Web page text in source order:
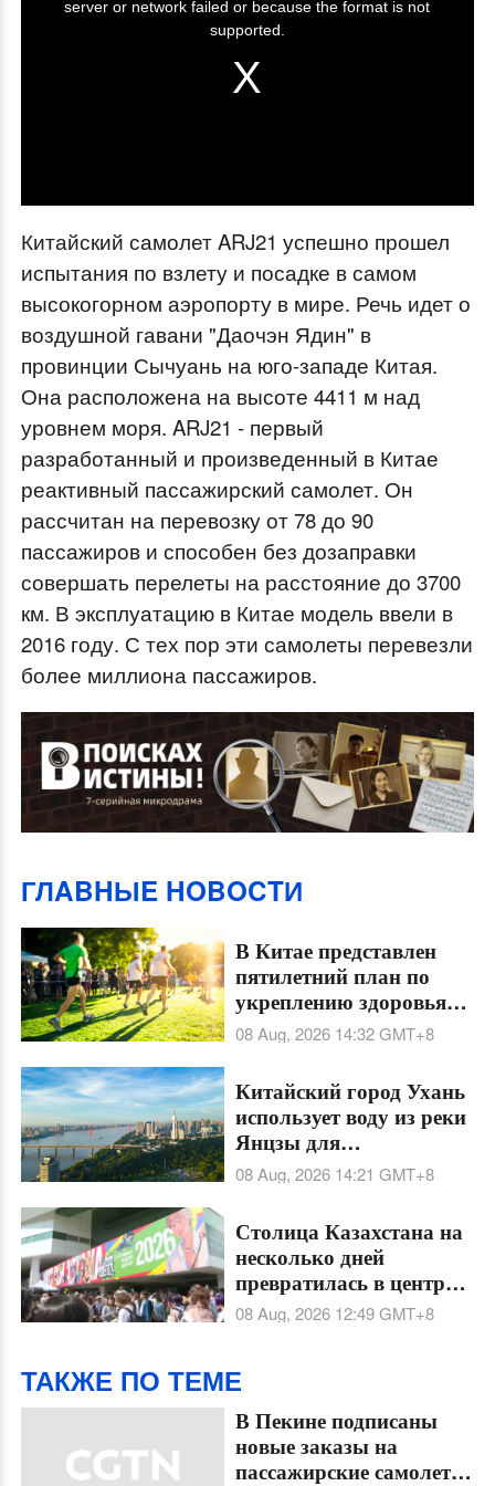
o
d
a
l
w
i
n
d
o
w
.
server or network failed or because the format is not
supported.
Китайский самолет ARJ21 успешно прошел
испытания по взлету и посадке в самом
высокогорном аэропорту в мире. Речь идет о
воздушной гавани "Даочэн Ядин" в
провинции Сычуань на юго-западе Китая.
Она расположена на высоте 4411 м над
уровнем моря. ARJ21 - первый
разработанный и произведенный в Китае
реактивный пассажирский самолет. Он
рассчитан на перевозку от 78 до 90
пассажиров и способен без дозаправки
совершать перелеты на расстояние до 3700
км. В эксплуатацию в Китае модель ввели в
2016 году. С тех пор эти самолеты перевезли
более миллиона пассажиров.
ГЛABHЫE HOBOCTИ
В Китае представлен
пятилетний план по
укреплению здоровья
населения
08 Aug, 2026 14:32GMT+8
Китайский город Ухань
использует воду из реки
Янцзы для
централизованного
охлаждения делового
района
08 Aug, 2026 14:21 GMT+8
Столица Казахстана на
несколько дней
превратилась в центр
мировой поп-культуры
08 Aug, 2026 12:49GMT+8
ТАКЖЕ ПО ТЕМЕ
В Пекине подписаны
новые заказы на
пассажирские самолеты